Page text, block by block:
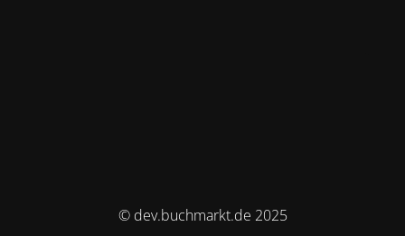
© dev.buchmarkt.de 2025